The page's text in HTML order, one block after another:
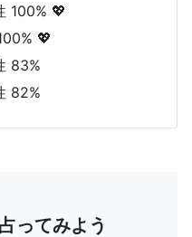
100% 💖
💖
83%
82%
ってみよう